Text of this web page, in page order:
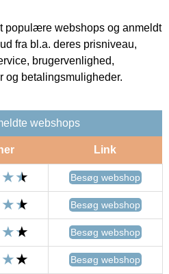
populære webshops og anmeldt
fra bl.a. deres prisniveau,
brugervenlighed,
og betalingsmuligheder.
webshops
Link
Besøg webshop
Besøg webshop
Besøg webshop
Besøg webshop